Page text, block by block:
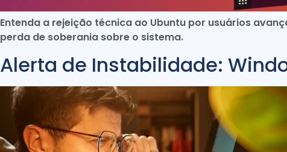
Entenda a rejeição técnica ao Ubuntu por usuários
perda de soberania sobre o sistema.
Alerta de Instabilidade: